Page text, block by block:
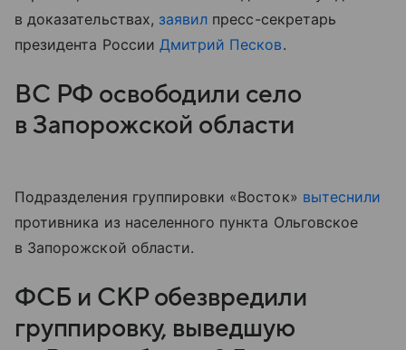
в доказательствах, заявил пресс-секретарь
президента России Дмитрий Песков.
ВС РФ освободили село
в Запорожской области
Подразделения группировки «Восток» вытеснили
противника из населенного пункта Ольговское
в Запорожской области.
ФСБ и СКР обезвредили
группировку, выведшую